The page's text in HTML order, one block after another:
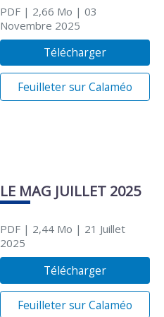
PDF| 2,66 Mo | 03
Novembre 2025
Télécharger
Feuilleter sur Calaméo
LE MAG JUILLET 2025
PDF| 2,44 Mo | 21 Juillet
2025
Télécharger
Feuilleter sur Calaméo